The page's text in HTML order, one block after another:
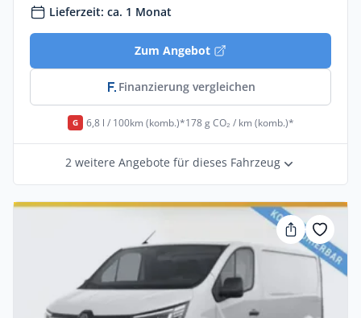
Lieferzeit: ca. 1 Monat
Zum Angebot
Finanzierung vergleichen
G 6,8 l / 100km (komb.)*178 g CO₂ / km (komb.)*
2 weitere Angebote für dieses Fahrzeug